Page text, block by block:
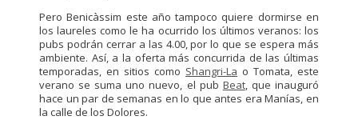
Pero Benicàssim este año tampoco quiere dormirse en
los laureles como le ha ocurrido los últimos veranos: los
pubs podrán cerrar a las 4.00, por lo que se espera más
ambiente. Así, a la oferta más concurrida de las últimas
temporadas, en sitios como Shangri-La o Tomata, este
verano se suma uno nuevo, el pub Beat, que inauguró
hace un par de semanas en lo que antes era Manías, en
la calle de los Dolores.